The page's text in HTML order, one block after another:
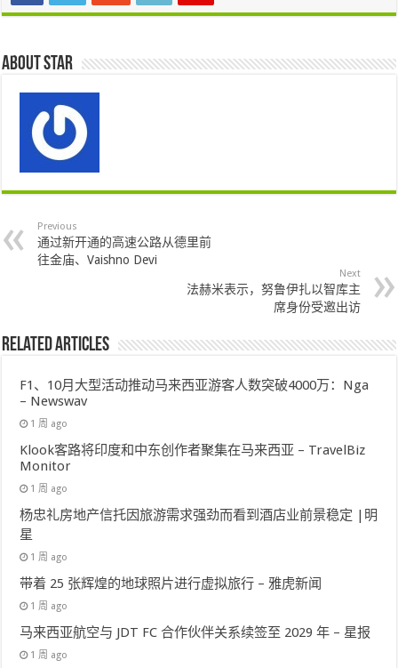
About star
Previous
通过新开通的高速公路从德里前
往金庙、Vaishno Devi
Next
法赫米表示，努鲁伊扎以智库主
席身份受邀出访
Related Articles
F1、10月大型活动推动马来西亚游客人数突破4000万：Nga
– Newswav
1 周 ago
Klook客路将印度和中东创作者聚集在马来西亚 – TravelBiz
Monitor
1 周 ago
杨忠礼房地产信托因旅游需求强劲而看到酒店业前景稳定 |明
星
1 周 ago
带着 25 张辉煌的地球照片进行虚拟旅行 – 雅虎新闻
1 周 ago
马来西亚航空与 JDT FC 合作伙伴关系续签至 2029 年 – 星报
1 周 ago